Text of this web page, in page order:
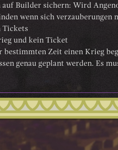
Builder sichern: Wird
wenn sich verzauberungen
Tickets
und kein Ticket
bestimmten Zeit einen Krieg
genau geplant werden. Es